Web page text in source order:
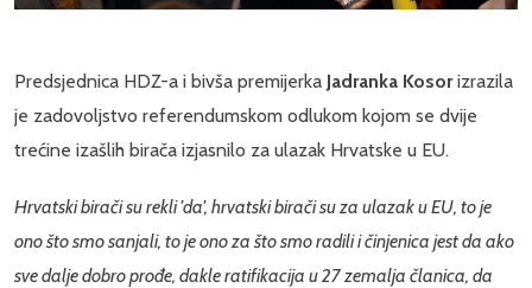
Predsjednica HDZ-a i bivša premijerka Jadranka Kosorizrazila
je zadovoljstvo referendumskom odlukom kojom se dvije
trećine izašlih birača izjasnilo za ulazak Hrvatske u EU.
Hrvatski birači su rekli 'da', hrvatski birači su za ulazak u EU, to je
ono što smo sanjali, to je ono za što smo radili i činjenica jest da ako
sve dalje dobro prođe, dakle ratifikacija u 27 zemalja članica, da